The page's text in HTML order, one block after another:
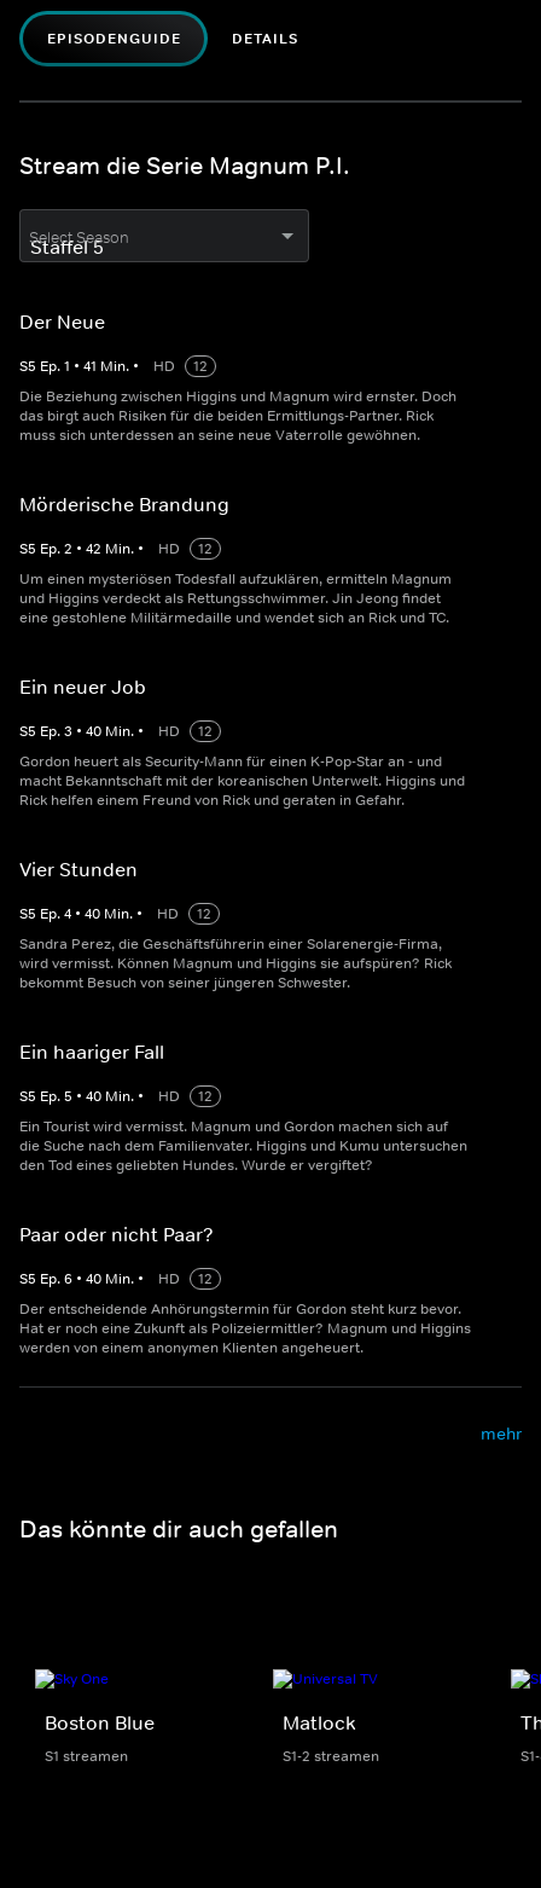
EPISODENGUIDE DETAILS
Stream die Serie Magnum P.I.
Select Season
Der Neue
S5 Ep.1 • 41 Min. • HD
12
Die Beziehung zwischen Higgins und Magnum wird ernster. Doch
das birgt auch Risiken für die beiden Ermittlungs-Partner. Rick
muss sich unterdessen an seine neue Vaterrolle gewöhnen.
Mörderische Brandung
S5 Ep.2 • 42 Min. • HD
12
Um einen mysteriösen Todesfall aufzuklären, ermitteln Magnum
und Higgins verdeckt als Rettungsschwimmer. Jin Jeong findet
eine gestohlene Militärmedaille und wendet sich an Rick und TC.
Ein neuer Job
S5 Ep.3 • 40 Min. • HD
12
Gordon heuert als Security-Mann für einen K-Pop-Star an - und
macht Bekanntschaft mit der koreanischen Unterwelt. Higgins und
Rick helfen einem Freund von Rick und geraten in Gefahr.
Vier Stunden
S5 Ep.4 • 40 Min. • HD
12
Sandra Perez, die Geschäftsführerin einer Solarenergie-Firma,
wird vermisst. Können Magnum und Higgins sie aufspüren? Rick
bekommt Besuch von seiner jüngeren Schwester.
Ein haariger Fall
S5 Ep.5 • 40 Min. • HD
12
Ein Tourist wird vermisst. Magnum und Gordon machen sich auf
die Suche nach dem Familienvater. Higgins und Kumu untersuchen
den Tod eines geliebten Hundes. Wurde er vergiftet?
Paar oder nicht Paar?
S5 Ep.6 • 40 Min. • HD
12
Der entscheidende Anhörungstermin für Gordon steht kurz bevor.
Hat er noch eine Zukunft als Polizeiermittler? Magnum und Higgins
werden von einem anonymen Klienten angeheuert.
mehr
Das könnte dir auch gefallen
Boston Blue
S1 streamen
Matlock
S1-2 streamen